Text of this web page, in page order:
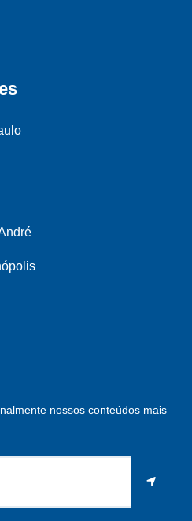
nossos conteúdos mais